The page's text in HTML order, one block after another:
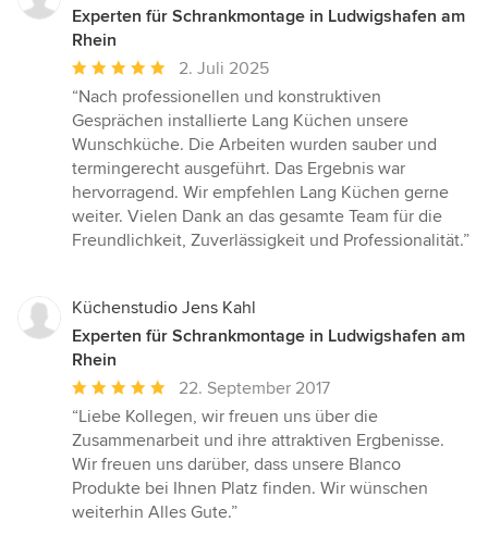
Experten für Schrankmontage in Ludwigshafen am
Rhein
Durchschnittliche
Bewertung:
5
von
5
Sternen
2. Juli 2025
“Nach professionellen und konstruktiven
Gesprächen installierte Lang Küchen unsere
Wunschküche. Die Arbeiten wurden sauber und
termingerecht ausgeführt. Das Ergebnis war
hervorragend. Wir empfehlen Lang Küchen gerne
weiter. Vielen Dank an das gesamte Team für die
Freundlichkeit, Zuverlässigkeit und Professionalität.”
Küchenstudio Jens Kahl
Experten für Schrankmontage in Ludwigshafen am
Rhein
Durchschnittliche
Bewertung:
5
von
5
Sternen
22. September 2017
“Liebe Kollegen, wir freuen uns über die
Zusammenarbeit und ihre attraktiven Ergbenisse.
Wir freuen uns darüber, dass unsere Blanco
Produkte bei Ihnen Platz finden. Wir wünschen
weiterhin Alles Gute.”